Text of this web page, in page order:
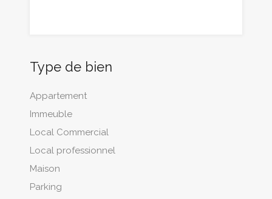
Type de bien
Appartement
Immeuble
Local Commercial
Local professionnel
Maison
Parking